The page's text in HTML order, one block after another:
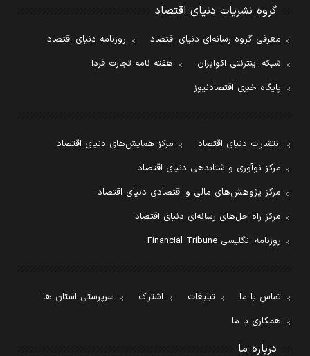
گروه نشریات دنیای اقتصاد
معرفی گروه رسانه‌ای دنیای اقتصاد
روزنامه دنیای اقتصاد
شبکه اینترنتی اکوایران
هفته نامه تجارت فردا
پایگاه خبری اقتصادنیوز
انتشارات دنیای اقتصاد
مرکز همایش‌های دنیای اقتصاد
مرکز نوآوری و شتابدهی دنیای اقتصاد
مرکز پژوهش‌های مالی و اقتصادی دنیای اقتصاد
مرکز راه حل‌های رسانه‌ای دنیای اقتصاد
روزنامه انگلیسی Financial Tribune
تماس با ما تبلیغات اشتراک
سرپرستی استان ها
همکاری با ما
درباره ما